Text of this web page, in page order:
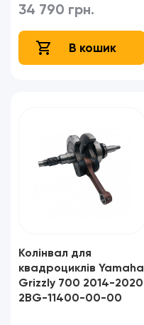
34 790 грн.
В кошик
Колінвал для
квадроциклів Yamaha
Grizzly 700 2014-2020
2BG-11400-00-00